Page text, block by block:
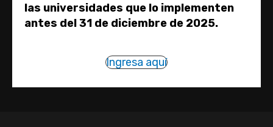
las universidades que lo implementen
antes del 31 de diciembre de 2025.
Ingresa aquí